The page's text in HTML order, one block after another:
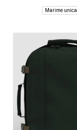
Marime unica